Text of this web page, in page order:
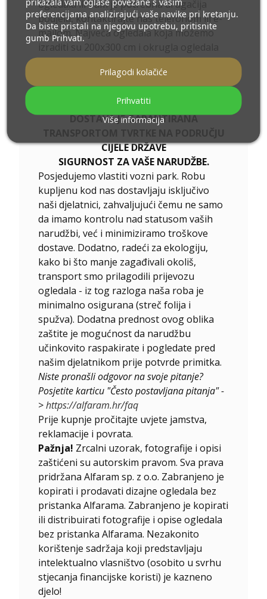
ogledala ili Vam je potrebna drugačija
podjela, kontaktirajte nas telefonom ili e-
mailom. Najveća ogledala koja možemo
promjera 200 cm. Ogledala izrađujemo po
individualnoj narudžbi. Molimo pošaljite
svoj upit zajedno s projektom na e-
ogledala@alfaram.hr
DOSTAVA JE GARANTIRANA
CIJELE DRŽAVE
SIGURNOST ZA VAŠE NARUDŽBE.
Posjedujemo vlastiti vozni park. Robu
kupljenu kod nas dostavljaju isključivo
naši djelatnici, zahvaljujući čemu ne samo
da imamo kontrolu nad statusom vaših
narudžbi, već i minimiziramo troškove
dostave. Dodatno, radeći za ekologiju,
kako bi što manje zagađivali okoliš,
transport smo prilagodili prijevozu
ogledala - iz tog razloga naša roba je
minimalno osigurana (streč folija i
spužva). Dodatna prednost ovog oblika
zaštite je mogućnost da narudžbu
učinkovito raspakirate i pogledate pred
našim djelatnikom prije potvrde primitka.
Niste pronašli odgovor na svoje pitanje?
Posjetite karticu "Često postavljana pitanja" -
>https://alfaram.hr/faq
Prije kupnje pročitajte uvjete jamstva,
reklamacije i povrata.
Pažnja! Zrcalni uzorak, fotografije i opisi
zaštićeni su autorskim pravom. Sva prava
pridržana Alfaram sp. z o.o. Zabranjeno je
kopirati i prodavati dizajne ogledala bez
pristanka Alfarama. Zabranjeno je kopirati
ili distribuirati fotografije i opise ogledala
bez pristanka Alfarama. Nezakonito
korištenje sadržaja koji predstavljaju
intelektualno vlasništvo (osobito u svrhu
stjecanja financijske koristi) je kazneno
djelo!
preferencijama analizirajući vaše navike pri kretanju.
Da biste pristali na njegovu upotrebu, pritisnite
gumb Prihvati.
Više informacija
Prilagodi kolačiće
Prihvatiti